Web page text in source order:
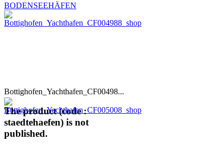
BODENSEEHÄFEN
Bottighofen_Yachthafen_CF00498...
The product (code :
staedtehaefen) is not
published.